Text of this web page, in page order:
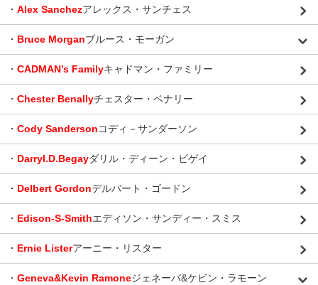
・ Alex Sanchezアレックス・サンチェス
・ Bruce Morganブルース・モーガン
・ CADMAN’s Familyキャドマン・ファミリー
・ Chester Benallyチェスター・ベナリー
・ Cody Sandersonコディ－サンダーソン
・ Darryl.D.Begayダリル・ディーン・ビゲイ
・ Delbert Gordonデルバート・ゴードン
・ Edison-S-Smithエディソン・サンディー・スミス
・ Ernie Listerアーニー・リスター
・ Geneva&Kevin Ramoneジェネーバ&ケビン・ラモーン